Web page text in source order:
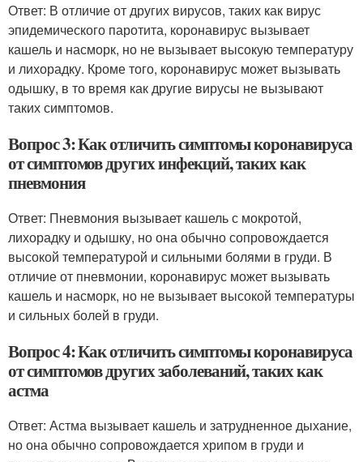
Ответ: В отличие от других вирусов, таких как вирус
эпидемического паротита, коронавирус вызывает
кашель и насморк, но не вызывает высокую температуру
и лихорадку. Кроме того, коронавирус может вызывать
одышку, в то время как другие вирусы не вызывают
таких симптомов.
Вопрос 3: Как отличить симптомы коронавируса
от симптомов других инфекций, таких как
пневмония
Ответ: Пневмония вызывает кашель с мокротой,
лихорадку и одышку, но она обычно сопровождается
высокой температурой и сильными болями в груди. В
отличие от пневмонии, коронавирус может вызывать
кашель и насморк, но не вызывает высокой температуры
и сильных болей в груди.
Вопрос 4: Как отличить симптомы коронавируса
от симптомов других заболеваний, таких как
астма
Ответ: Астма вызывает кашель и затрудненное дыхание,
но она обычно сопровождается хрипом в груди и